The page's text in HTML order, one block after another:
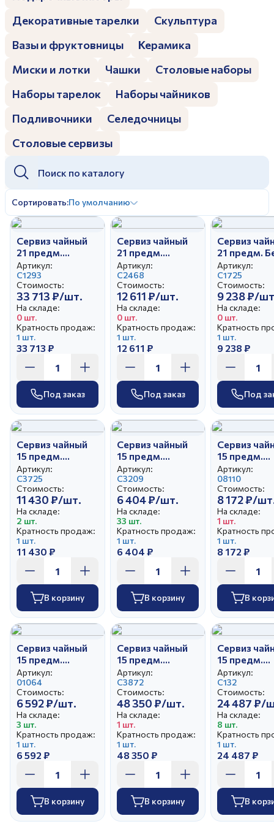
Заполняя и отправляя форму, вы соглашаетесь
cполитикой конфиденциальности
Декоративные тарелки
Скульптура
Вазы и фруктовницы
Керамика
Миски и лотки
Чашки
Столовые наборы
Наборы тарелок
Наборы чайников
Подливочники
Селедочницы
Столовые сервизы
Сортировать:По умолчанию
Сервиз чайный
21 предм.
Тюльпан
Тюльпан
Артикул:
С1293
Стоимость:
33 713 ₽/шт.
На складе:
0 шт.
Кратность продаж:
1 шт.
33 713 ₽
Под заказ
Сервиз чайный
21 предм.
Тюльпан Летняя
симфония
Артикул:
С2468
Стоимость:
12 611 ₽/шт.
На складе:
0 шт.
Кратность продаж:
1 шт.
12 611 ₽
Под заказ
Сервиз
21 предм.
лебедь
Артикул:
С1725
Стоимость:
9 238 ₽/
На складе:
0 шт.
Кратность
1 шт.
9 238 ₽
Под
Сервиз чайный
15 предм.
Тюльпан
Снежинка
Артикул:
С3725
Стоимость:
11 430 ₽/шт.
На складе:
2 шт.
Кратность продаж:
1 шт.
11 430 ₽
В корзину
Сервиз чайный
15 предм.
Тюльпан Сирень
Артикул:
С3209
Стоимость:
6 404 ₽/шт.
На складе:
33 шт.
Кратность продаж:
1 шт.
6 404 ₽
В корзину
Сервиз
15 предм.
Тюльпан
цветок
Артикул:
08110
Стоимость:
8 172 ₽/
На складе:
1 шт.
Кратность
1 шт.
8 172 ₽
В
Сервиз чайный
15 предм.
Тюльпан
Московский с
лентой
Артикул:
01064
Стоимость:
6 592 ₽/шт.
На складе:
3 шт.
Кратность продаж:
1 шт.
6 592 ₽
В корзину
Сервиз чайный
15 предм.
Тюльпан Летний
вечер
Артикул:
С3872
Стоимость:
48 350 ₽/шт.
На складе:
1 шт.
Кратность продаж:
1 шт.
48 350 ₽
В корзину
Сервиз
15 предм.
Тюльпан
Красавица
Черный
Артикул:
С132
Стоимость:
24 487 ₽/
На складе:
8 шт.
Кратность
1 шт.
24 487 ₽
В